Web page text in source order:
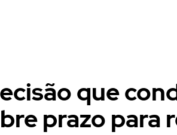
que
prazo para